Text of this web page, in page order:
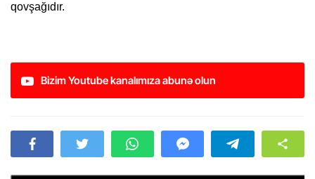
qovşağıdır.
Bizim Youtube kanalımıza abunə olun